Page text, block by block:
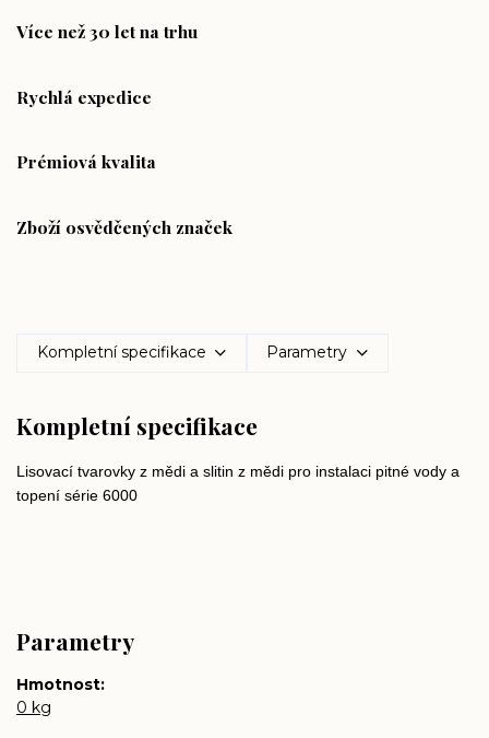
Více než 30 let na trhu
Rychlá expedice
Prémiová kvalita
Zboží osvědčených značek
Kompletní specifikace Parametry
Kompletní specifikace
Lisovací tvarovky z mědi a slitin z mědi pro instalaci pitné vody a
topení série 6000
Parametry
Hmotnost
0 kg